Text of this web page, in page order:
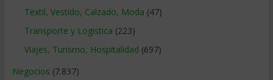
Textil, Vestido, Calzado, Moda (47)
Transporte y Logistica (223)
Viajes, Turismo, Hospitalidad (697)
Negocios (7.837)